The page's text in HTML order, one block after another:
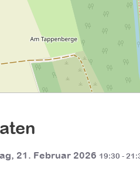
21. Februar 2026 19:30 -